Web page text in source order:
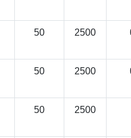
50 2500
50 2500
50 2500